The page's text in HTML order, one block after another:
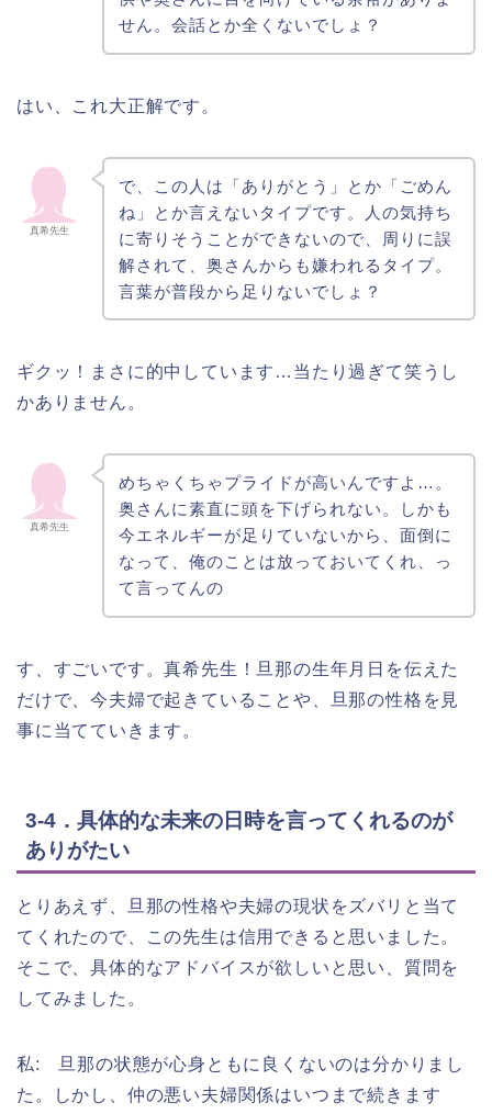
せん。会話とか全くないでしょ？
はい、これ大正解です。
真希先生
で、この人は「ありがとう」とか「ごめん
ね」とか言えないタイプです。人の気持ち
に寄りそうことができないので、周りに誤
解されて、奥さんからも嫌われるタイプ。
言葉が普段から足りないでしょ？
ギクッ！まさに的中しています…当たり過ぎて笑うし
かありません。
真希先生
めちゃくちゃプライドが高いんですよ…。
奥さんに素直に頭を下げられない。しかも
今エネルギーが足りていないから、面倒に
なって、俺のことは放っておいてくれ、っ
て言ってんの
す、すごいです。真希先生！旦那の生年月日を伝えた
だけで、今夫婦で起きていることや、旦那の性格を見
事に当てていきます。
3-4．具体的な未来の日時を言ってくれるのが
ありがたい
とりあえず、旦那の性格や夫婦の現状をズバリと当て
てくれたので、この先生は信用できると思いました。
そこで、具体的なアドバイスが欲しいと思い、質問を
してみました。
私: 旦那の状態が心身ともに良くないのは分かりまし
た。しかし、仲の悪い夫婦関係はいつまで続きます